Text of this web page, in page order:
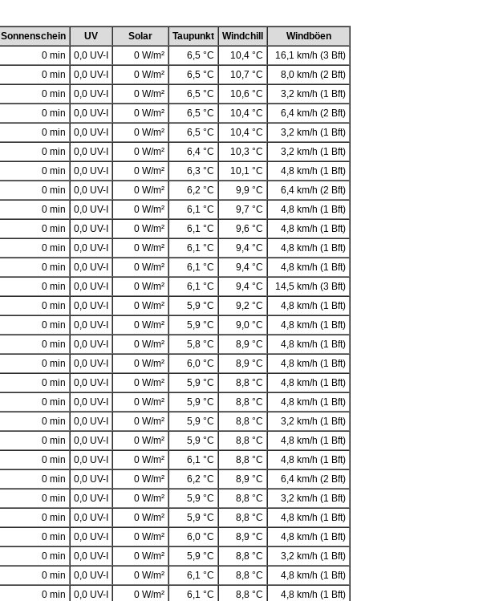
Sonnenschein UV Solar Taupunkt Windchill
Windböen
0 min 0,0 UV-I 0 W/m² 6,5 °C 10,4 °C
16,1 km/h (3 Bft)
0 min 0,0 UV-I 0 W/m² 6,5 °C 10,7 °C
8,0 km/h (2 Bft)
0 min 0,0 UV-I 0 W/m² 6,5 °C 10,6 °C
3,2 km/h (1 Bft)
0 min 0,0 UV-I 0 W/m² 6,5 °C 10,4 °C
6,4 km/h (2 Bft)
0 min 0,0 UV-I 0 W/m² 6,5 °C 10,4 °C
3,2 km/h (1 Bft)
0 min 0,0 UV-I 0 W/m² 6,4 °C 10,3 °C
3,2 km/h (1 Bft)
0 min 0,0 UV-I 0 W/m² 6,3 °C 10,1 °C
4,8 km/h (1 Bft)
0 min 0,0 UV-I 0 W/m² 6,2 °C 9,9 °C
6,4 km/h (2 Bft)
0 min 0,0 UV-I 0 W/m² 6,1 °C 9,7 °C
4,8 km/h (1 Bft)
0 min 0,0 UV-I 0 W/m² 6,1 °C 9,6 °C
4,8 km/h (1 Bft)
0 min 0,0 UV-I 0 W/m² 6,1 °C 9,4 °C
4,8 km/h (1 Bft)
0 min 0,0 UV-I 0 W/m² 6,1 °C 9,4 °C
4,8 km/h (1 Bft)
0 min 0,0 UV-I 0 W/m² 6,1 °C 9,4 °C
14,5 km/h (3 Bft)
0 min 0,0 UV-I 0 W/m² 5,9 °C 9,2 °C
4,8 km/h (1 Bft)
0 min 0,0 UV-I 0 W/m² 5,9 °C 9,0 °C
4,8 km/h (1 Bft)
0 min 0,0 UV-I 0 W/m² 5,8 °C 8,9 °C
4,8 km/h (1 Bft)
0 min 0,0 UV-I 0 W/m² 6,0 °C 8,9 °C
4,8 km/h (1 Bft)
0 min 0,0 UV-I 0 W/m² 5,9 °C 8,8 °C
4,8 km/h (1 Bft)
0 min 0,0 UV-I 0 W/m² 5,9 °C 8,8 °C
4,8 km/h (1 Bft)
0 min 0,0 UV-I 0 W/m² 5,9 °C 8,8 °C
3,2 km/h (1 Bft)
0 min 0,0 UV-I 0 W/m² 5,9 °C 8,8 °C
4,8 km/h (1 Bft)
0 min 0,0 UV-I 0 W/m² 6,1 °C 8,8 °C
4,8 km/h (1 Bft)
0 min 0,0 UV-I 0 W/m² 6,2 °C 8,9 °C
6,4 km/h (2 Bft)
0 min 0,0 UV-I 0 W/m² 5,9 °C 8,8 °C
3,2 km/h (1 Bft)
0 min 0,0 UV-I 0 W/m² 5,9 °C 8,8 °C
4,8 km/h (1 Bft)
0 min 0,0 UV-I 0 W/m² 6,0 °C 8,9 °C
4,8 km/h (1 Bft)
0 min 0,0 UV-I 0 W/m² 5,9 °C 8,8 °C
3,2 km/h (1 Bft)
0 min 0,0 UV-I 0 W/m² 6,1 °C 8,8 °C
4,8 km/h (1 Bft)
0 min 0,0 UV-I 0 W/m² 6,1 °C 8,8 °C
4,8 km/h (1 Bft)